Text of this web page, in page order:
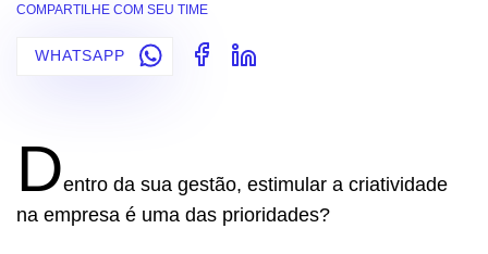
COMPARTILHE COM SEU TIME
WHATSAPP
Dentro da sua gestão, estimular a criatividade
na empresa é uma das prioridades?